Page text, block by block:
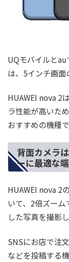
UQモバイルと
は、5インチ画面
HUAWEI nova 2
ラ性能が高いた
おすすめの機種で
背面カメラ
ーに最適な
HUAWEI nova 2
いて、2倍ズー
した写真を撮影
SNSにお店で注
などを投稿する